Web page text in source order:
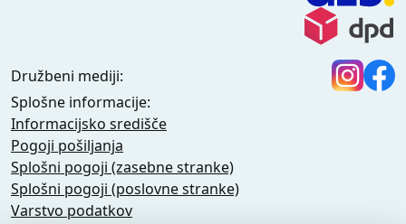
Družbeni mediji:
Splošne informacije:
Informacijsko središče
Pogoji pošiljanja
Splošni pogoji (zasebne stranke)
Splošni pogoji (poslovne stranke)
Varstvo podatkov